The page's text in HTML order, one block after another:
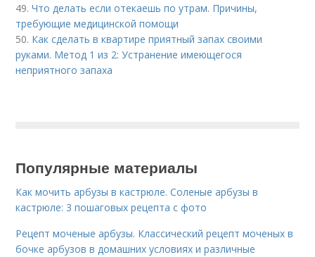
49.Что делать если отекаешь по утрам. Причины,
требующие медицинской помощи
50. Как сделать в квартире приятный запах своими
руками. Метод 1 из 2: Устранение имеющегося
неприятного запаха
Популярные материалы
Как мочить арбузы в кастрюле. Соленые арбузы в
кастрюле: 3 пошаговых рецепта с фото
Рецепт моченые арбузы. Классический рецепт моченых в
бочке арбузов в домашних условиях и различные